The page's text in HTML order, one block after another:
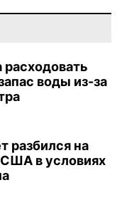
воды из-за
разбился на
в условиях